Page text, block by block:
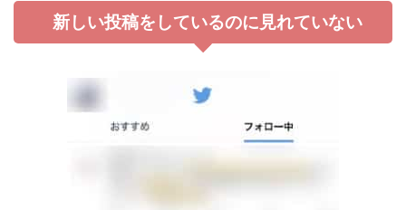
新しい投稿をしているのに見れていない